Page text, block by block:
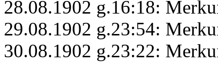
28.08.1902 g.16:18:
29.08.1902 g.23:54:
30.08.1902 g.23:22: